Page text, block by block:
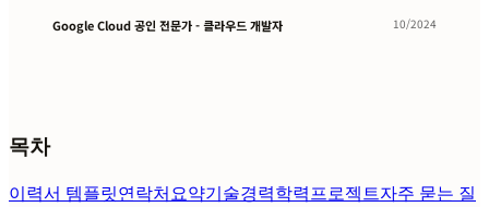
Google Cloud 공인 전문가 - 클라우드 개발자 10/2024
목차
이력서 템플릿연락처요약기술경력학력프로젝트자주 묻는 질